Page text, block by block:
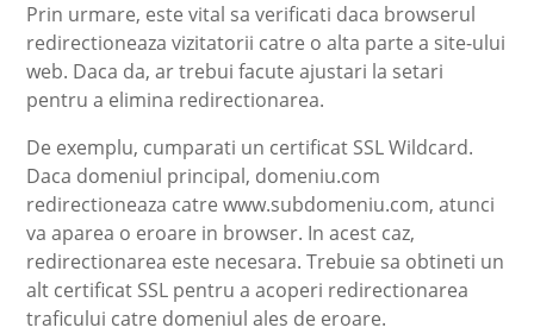
Prin urmare, este vital sa verificati daca browserul
redirectioneaza vizitatorii catre o alta parte a site-ului
web. Daca da, ar trebui facute ajustari la setari
pentru a elimina redirectionarea.
De exemplu, cumparati un certificat SSL Wildcard.
Daca domeniul principal, domeniu.com
redirectioneaza catre www.subdomeniu.com, atunci
va aparea o eroare in browser. In acest caz,
redirectionarea este necesara. Trebuie sa obtineti un
alt certificat SSL pentru a acoperi redirectionarea
traficului catre domeniul ales de eroare.